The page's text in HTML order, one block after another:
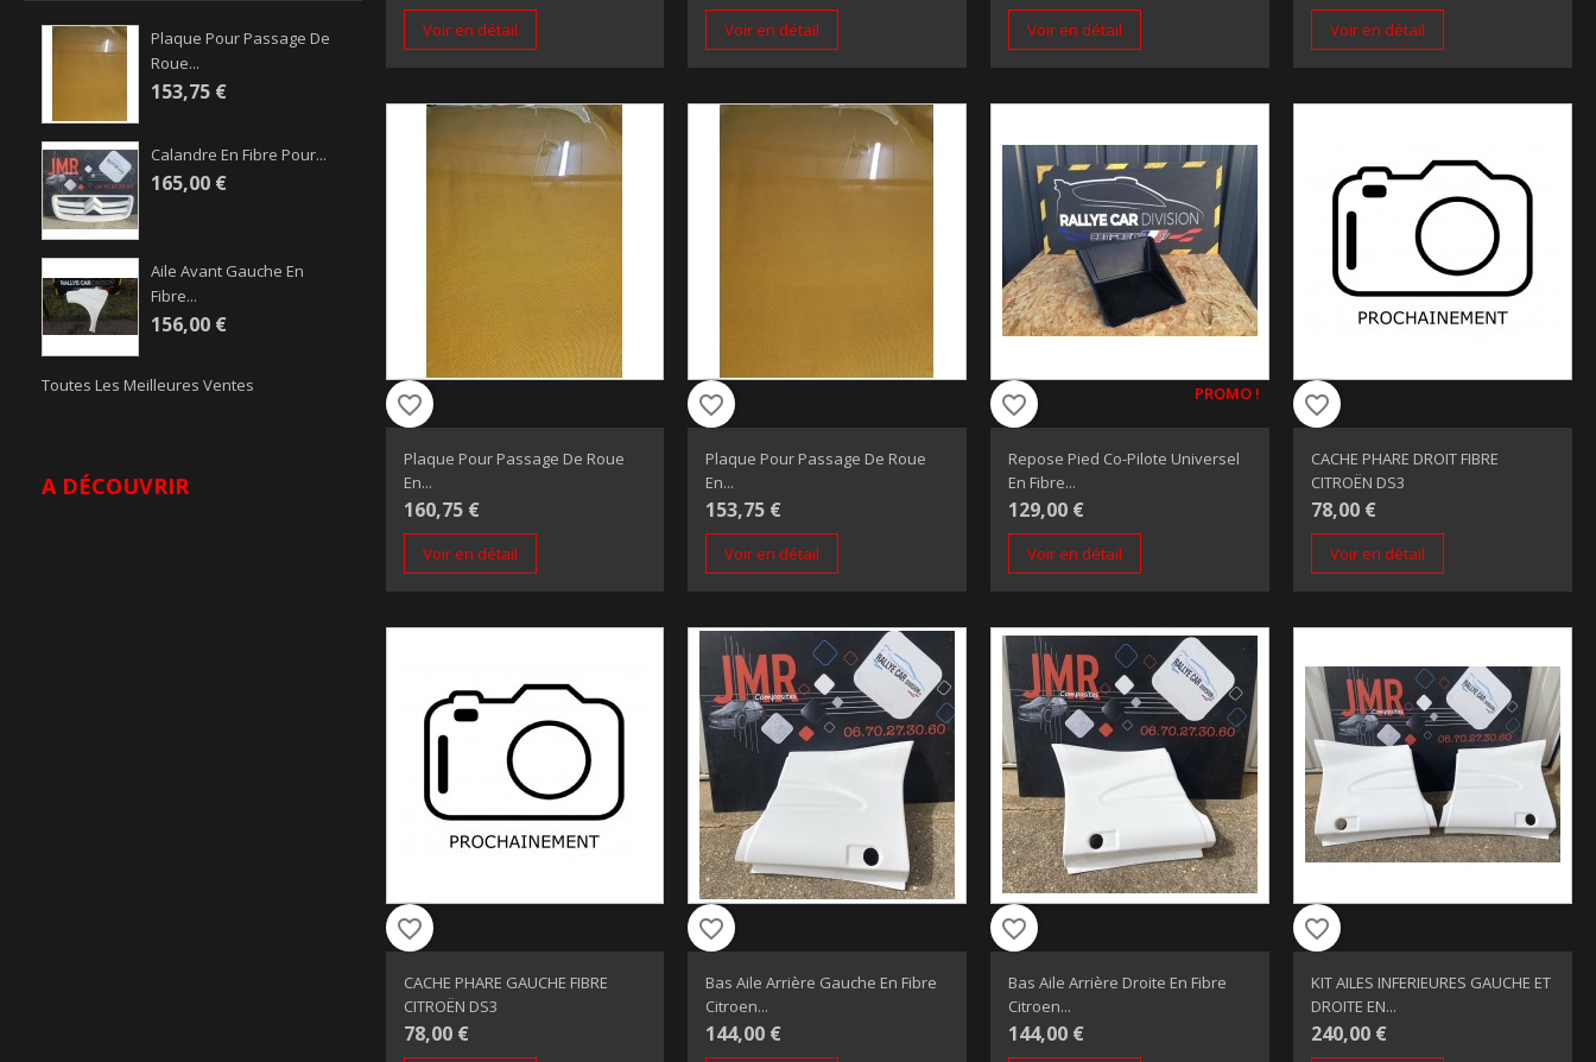
Plaque Pour Passage De
Roue...
153,75 €
Calandre En Fibre Pour...
165,00 €
Aile Avant Gauche En
Fibre...
156,00 €
Toutes Les Meilleures Ventes
A DÉCOUVRIR
Voir en détail Voir en détail Voir en détail Voir en détail
favorite_border
Plaque Pour Passage De Roue
En...
160,75 €
Voir en détail
favorite_border
Plaque Pour Passage De Roue
En...
153,75 €
Voir en détail
PROMO !
favorite_border
Repose Pied Co-Pilote Universel
En Fibre...
129,00 €
Voir en détail
favorite_border
CACHE PHARE DROIT FIBRE
CITROËN DS3
78,00 €
Voir en détail
favorite_border
CACHE PHARE GAUCHE FIBRE
CITROËN DS3
78,00 €
favorite_border
Bas Aile Arrière Gauche En Fibre
Citroen...
144,00 €
favorite_border
Bas Aile Arrière Droite En Fibre
Citroen...
144,00 €
favorite_border
KIT AILES INFERIEURES GAUCHE ET
DROITE EN...
240,00 €